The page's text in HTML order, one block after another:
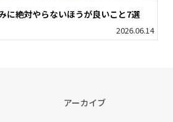
に絶対やらないほうが良いこと7選
2026.06.14
アーカイブ